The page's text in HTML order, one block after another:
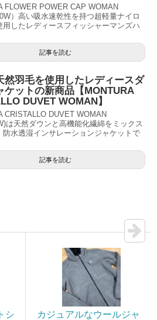
FLOWER POWER CAP WOMAN
）高い吸水速乾性を持つ超軽量ナイロ
用したレディースフィッシャーマンズハ
記事を読む
然羽毛を使用したレディースダ
ケットの新商品【MONTURA
DUVET WOMAN】
CRISTALLO DUVET WOMAN
は天然ダウンと高機能化繊綿をミックス
防水透湿インサレーションジャケットで
記事を読む
シ カジュアルなウールジャ